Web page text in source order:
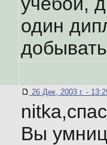
один
добывать
26 Дек, 2003 г. -
Вы